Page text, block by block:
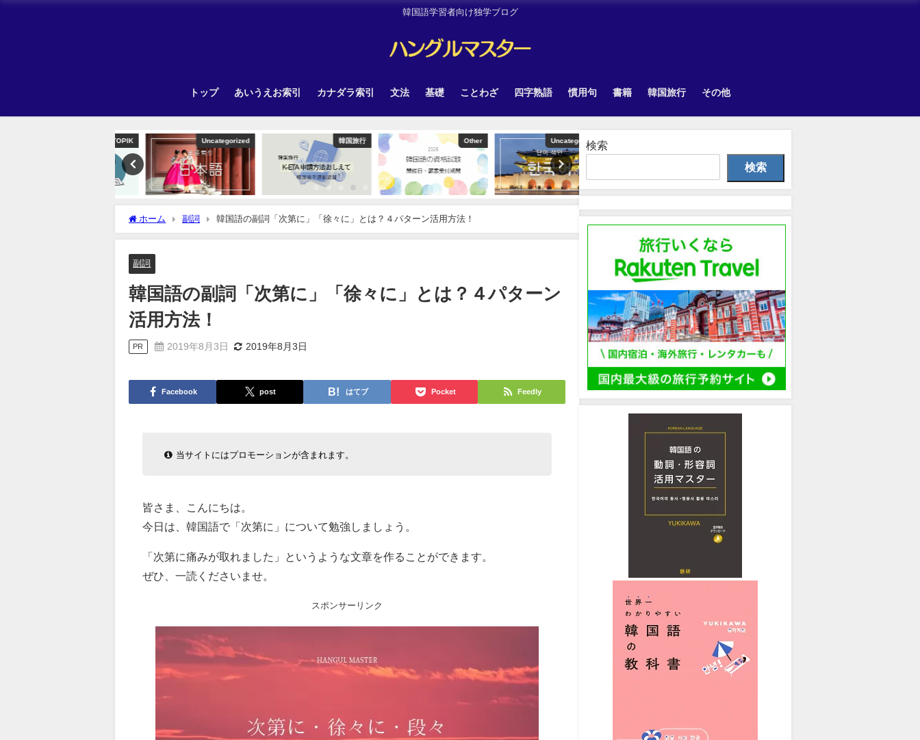
韓国語学習者向け独学ブログ
トップ あいうえお索引 カナダラ索引 文法 基礎 ことわざ 四字熟語 慣用句 書籍 韓国旅行 その他
Uncategorized 韓国旅行 Other Uncategorized
ホーム 副詞 韓国語の副詞「次第に」「徐々に」とは？４パターン活用方法！
副詞
韓国語の副詞「次第に」「徐々に」とは？４パターン
活用方法！
PR 2019年8月3日 2019年8月3日
Facebook post はてブ Pocket Feedly
当サイトにはプロモーションが含まれます。
皆さま、こんにちは。
今日は、韓国語で「次第に」について勉強しましょう。
「次第に痛みが取れました」というような文章を作ることができます。
ぜひ、一読くださいませ。
スポンサーリンク
検索
検索